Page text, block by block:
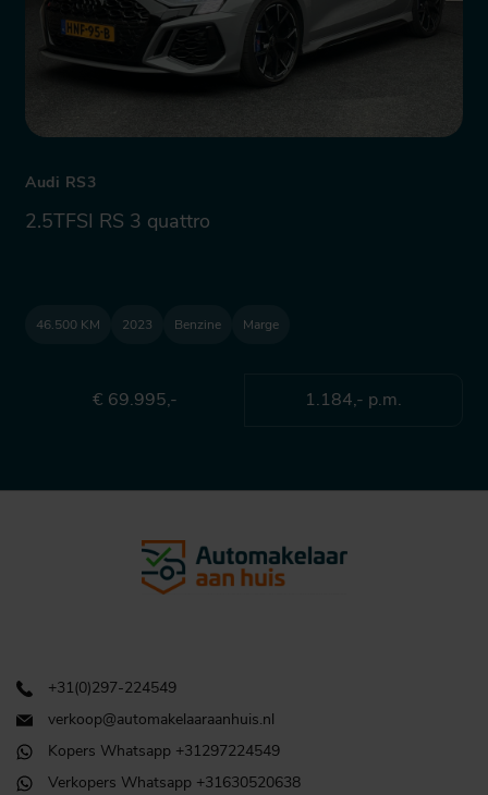
Audi RS3
2.5TFSI RS 3 quattro
46.500 KM 2023 Benzine Marge
€ 69.995,- 1.184,- p.m.
+31(0)297-224549
verkoop@automakelaaraanhuis.nl
Kopers Whatsapp +31297224549
Verkopers Whatsapp +31630520638